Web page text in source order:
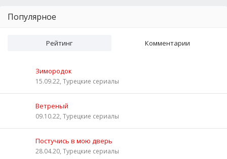
Популярное
Рейтинг Комментарии
Зимородок
15.09.22, Турецкие сериалы
Ветреный
09.10.22, Турецкие сериалы
Постучись в мою дверь
28.04.20, Турецкие сериалы